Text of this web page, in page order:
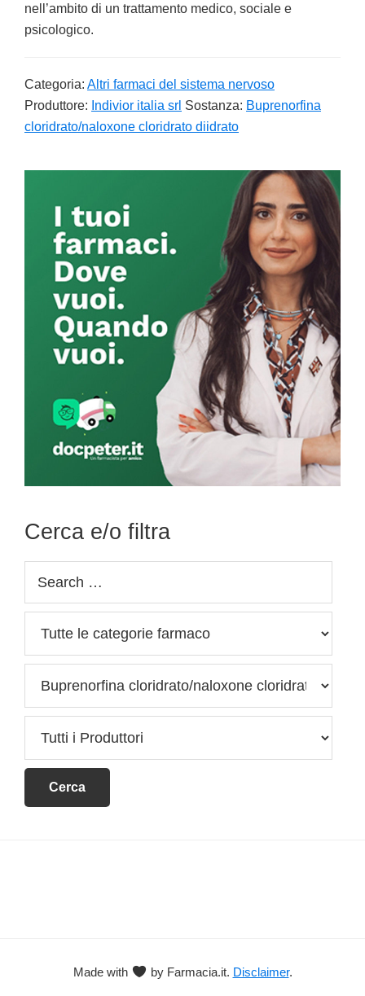
nell’ambito di un trattamento medico, sociale e
psicologico.
Categoria: Altri farmaci del sistema nervoso
Produttore: Indivior italia srl Sostanza: Buprenorfina
cloridrato/naloxone cloridrato diidrato
Sidebar
Cerca e/o filtra
Made with by Farmacia.it. Disclaimer.